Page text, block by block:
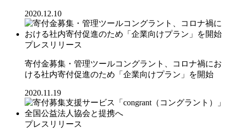
2020.12.10
プレスリリース
寄付金募集・管理ツールコングラント、コロナ禍にお
ける社内寄付促進のため「企業向けプラン」を開始
2020.11.19
プレスリリース